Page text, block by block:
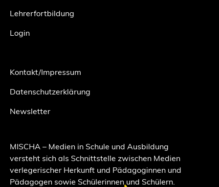
Lehrerfortbildung
Login
Kontakt/Impressum
Datenschutzerklärung
Newsletter
MISCHA – Medien in Schule und Ausbildung
versteht sich als Schnittstelle zwischen Medien
verlegerischer Herkunft und Pädagoginnen und
Pädagogen sowie Schülerinnen und Schülern.